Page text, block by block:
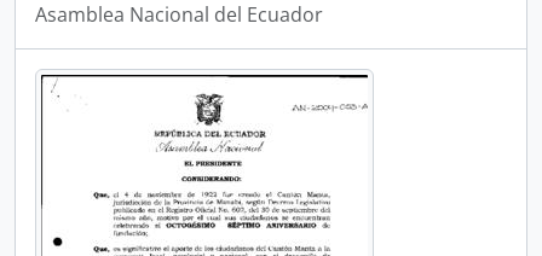
Asamblea Nacional del Ecuador